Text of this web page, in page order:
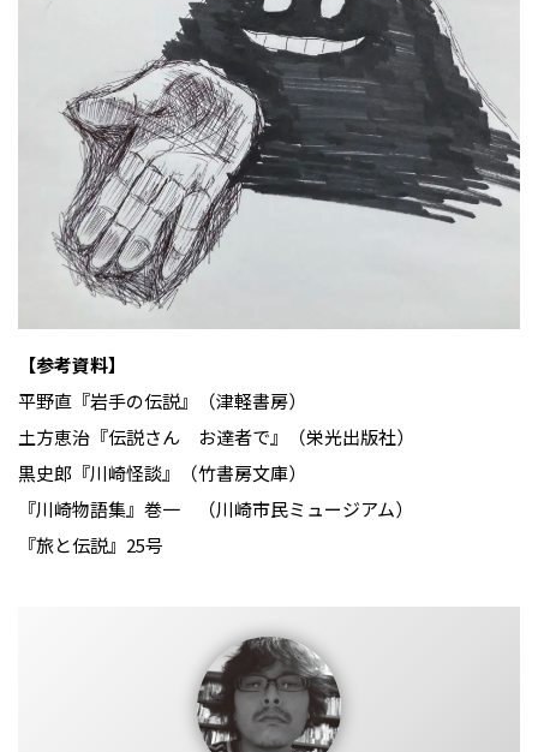
【参考資料】
平野直『岩手の伝説』（津軽書房）
土方恵治『伝説さん お達者で』（栄光出版社）
黒史郎『川崎怪談』（竹書房文庫）
『川崎物語集』巻一 （川崎市民ミュージアム）
『旅と伝説』25号